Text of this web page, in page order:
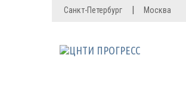
Санкт-Петербург | Москва